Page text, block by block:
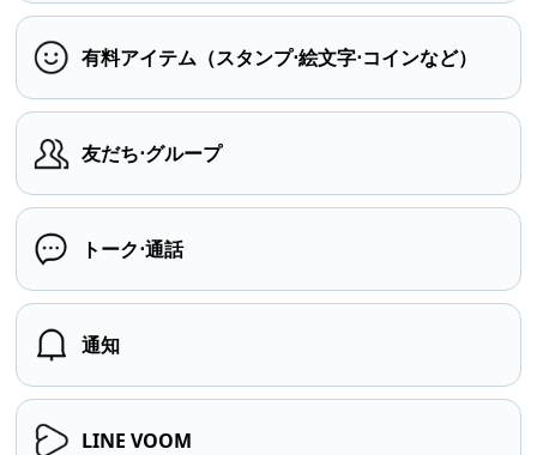
有料アイテム（スタンプ⋅絵文字⋅コインなど）
友だち⋅グループ
トーク⋅通話
通知
LINE VOOM